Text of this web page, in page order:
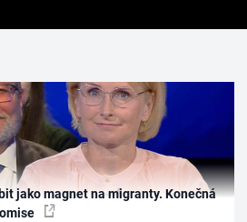
jako magnet na migranty. Konečná